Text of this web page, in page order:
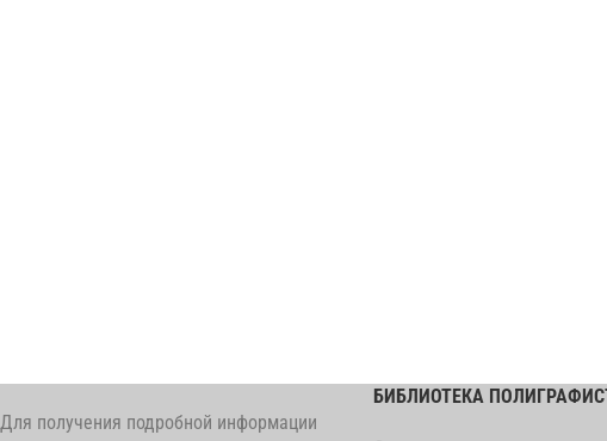
Для получения подробной информации
БИБЛИОТЕКА